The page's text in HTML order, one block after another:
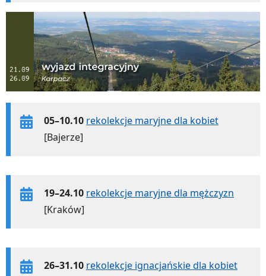
05–10.10 rekolekcje maryjne dla kobiet
[Bajerze]
19–24.10 rekolekcje maryjne dla mężczyzn
[Kraków]
26–31.10 rekolekcje ignacjańskie dla kobiet